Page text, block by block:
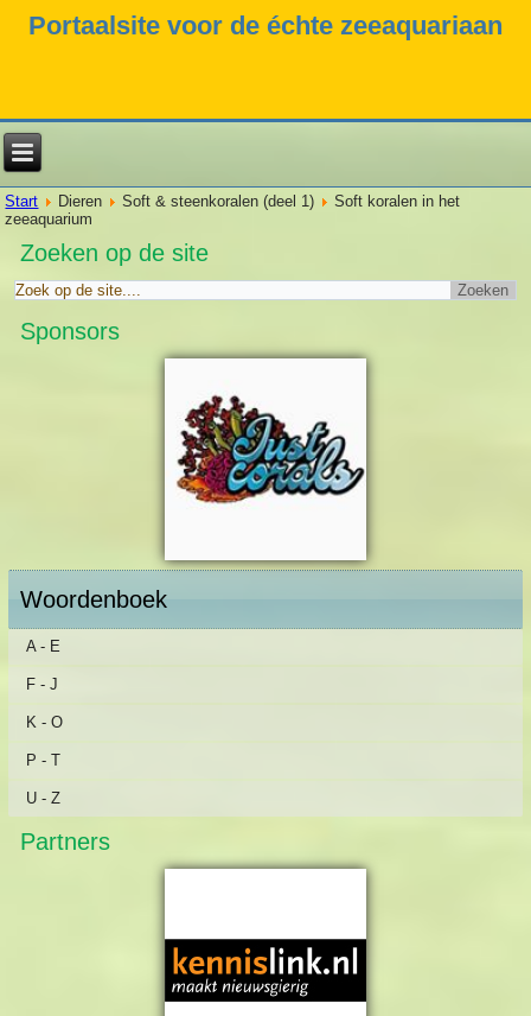
Portaalsite voor de échte zeeaquariaan
Start Dieren Soft & steenkoralen (deel 1)
Soft koralen in het
zeeaquarium
Zoeken op de site
Sponsors
Woordenboek
A - E
F - J
K - O
P - T
U - Z
Partners